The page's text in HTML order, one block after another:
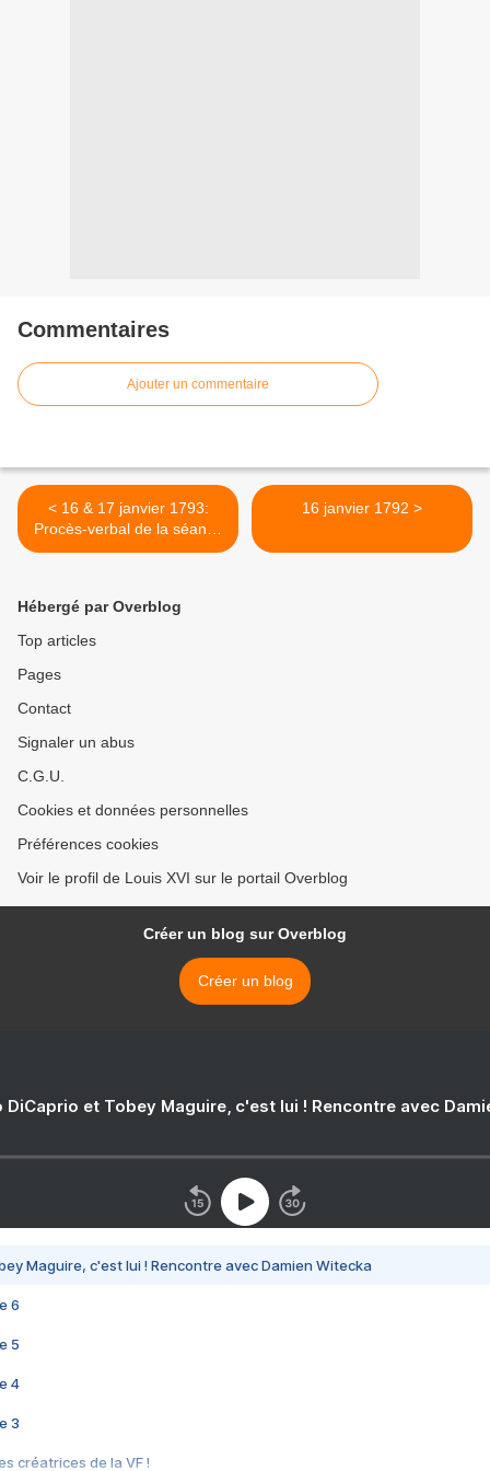
Commentaires
Ajouter un commentaire
< 16 & 17 janvier 1793:
Procès-verbal de la séance
permanente
16 janvier 1792 >
Hébergé par Overblog
Top articles
Pages
Contact
Signaler un abus
C.G.U.
Cookies et données personnelles
Préférences cookies
Voir le profil de Louis XVI sur le portail Overblog
Créer un blog sur Overblog
Créer un blog
DiCaprio et Tobey Maguire, c'est lui ! Rencontre avec
Maguire, c'est lui ! Rencontre avec Damien Witecka
6
5
4
3
créatrices de la VF !